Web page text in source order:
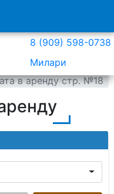
8 (909) 598-0738
Милари
в аренду стр. №18